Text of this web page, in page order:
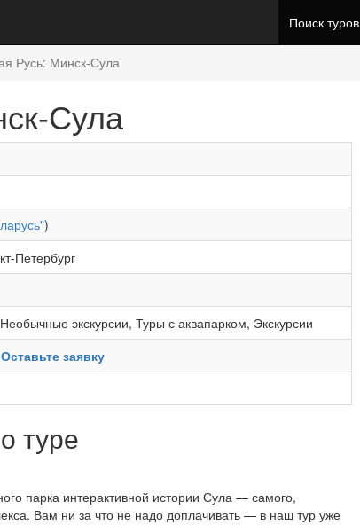
Поиск туров
Русь: Минск-Сула
Сула
)
Петербург
Необычные экскурсии, Туры с аквапарком, Экскурсии
Оставьте заявку
туре
парка интерактивной истории Сула — самого,
Вам ни за что не надо доплачивать — в наш тур уже